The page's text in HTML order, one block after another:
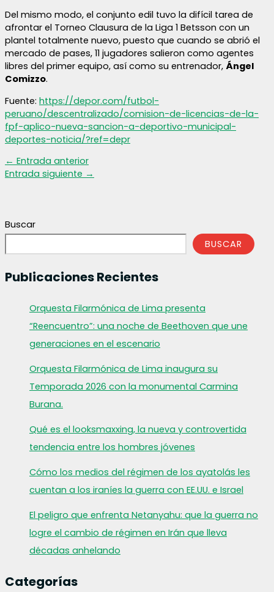
Del mismo modo, el conjunto edil tuvo la difícil tarea de
afrontar el Torneo Clausura de la Liga 1 Betsson con un
plantel totalmente nuevo, puesto que cuando se abrió el
mercado de pases, 11 jugadores salieron como agentes
libres del primer equipo, así como su entrenador, Ángel
Comizzo.
Fuente: https://depor.com/futbol-
peruano/descentralizado/comision-de-licencias-de-la-
fpf-aplico-nueva-sancion-a-deportivo-municipal-
deportes-noticia/?ref=depr
← Entrada anterior
Entrada siguiente →
Buscar
BUSCAR
Publicaciones Recientes
Orquesta Filarmónica de Lima presenta
“Reencuentro”: una noche de Beethoven que une
generaciones en el escenario
Orquesta Filarmónica de Lima inaugura su
Temporada 2026 con la monumental Carmina
Burana.
Qué es el looksmaxxing, la nueva y controvertida
tendencia entre los hombres jóvenes
Cómo los medios del régimen de los ayatolás les
cuentan a los iraníes la guerra con EE.UU. e Israel
El peligro que enfrenta Netanyahu: que la guerra no
logre el cambio de régimen en Irán que lleva
décadas anhelando
Categorías